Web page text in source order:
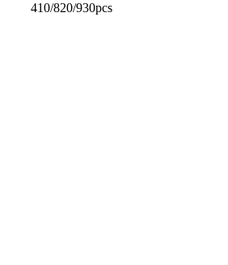
410/820/930pcs